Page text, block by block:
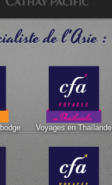
de l'Asie :
Voyages en Thaïlande